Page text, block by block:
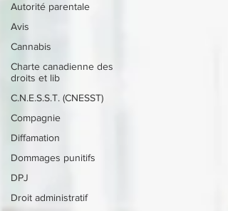
Autorité parentale
Avis
Cannabis
Charte canadienne des
droits et lib
C.N.E.S.S.T. (CNESST)
Compagnie
Diffamation
Dommages punitifs
DPJ
Droit administratif